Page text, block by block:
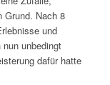
Grund. Nach 8
und
unbedingt
dafür hatte